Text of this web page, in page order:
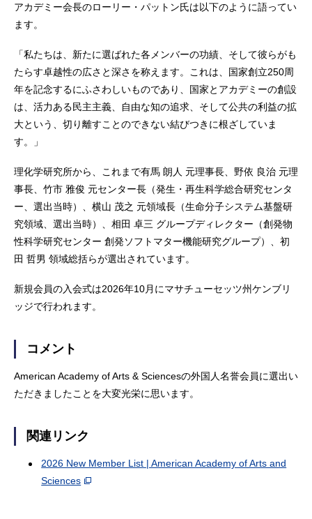
アカデミー会長のローリー・パットン氏は以下のように語ってい
ます。
「私たちは、新たに選ばれた各メンバーの功績、そして彼らがも
たらす卓越性の広さと深さを称えます。これは、国家創立250周
年を記念するにふさわしいものであり、国家とアカデミーの創設
は、活力ある民主主義、自由な知の追求、そして公共の利益の拡
大という、切り離すことのできない結びつきに根ざしていま
す。」
理化学研究所から、これまで有馬 朗人 元理事長、野依 良治 元理
事長、竹市 雅俊 元センター長（発生・再生科学総合研究センタ
ー、選出当時）、横山 茂之 元領域長（生命分子システム基盤研
究領域、選出当時）、相田 卓三 グループディレクター（創発物
性科学研究センター 創発ソフトマター機能研究グループ）、初
田 哲男 領域総括らが選出されています。
新規会員の入会式は2026年10月にマサチューセッツ州ケンブリ
ッジで行われます。
コメント
American Academy of Arts & Sciencesの外国人名誉会員に選出い
ただきましたことを大変光栄に思います。
関連リンク
2026 New Member List | American Academy of Arts and
Sciences